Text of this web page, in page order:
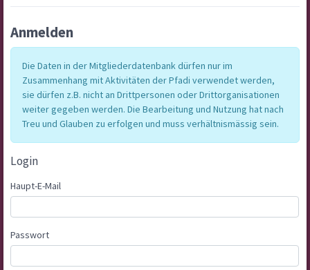
Anmelden
Die Daten in der Mitgliederdatenbank dürfen nur im
Zusammenhang mit Aktivitäten der Pfadi verwendet werden,
sie dürfen z.B. nicht an Drittpersonen oder Drittorganisationen
weiter gegeben werden. Die Bearbeitung und Nutzung hat nach
Treu und Glauben zu erfolgen und muss verhältnismässig sein.
Login
Haupt-E-Mail
Passwort